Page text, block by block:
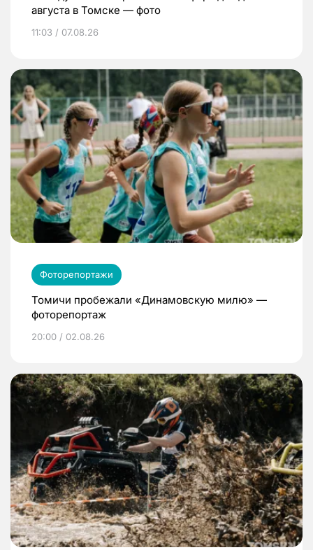
августа в Томске — фото
11:03 / 07.08.26
Фоторепортажи
Томичи пробежали «Динамовскую милю» —
фоторепортаж
20:00 / 02.08.26